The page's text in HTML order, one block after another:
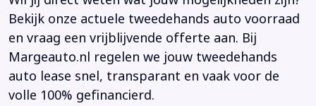
Bekijk onze actuele tweedehands auto voorraad
en vraag een vrijblijvende offerte aan. Bij
Margeauto.nl regelen we jouw tweedehands
auto lease snel, transparant en vaak voor de
volle 100% gefinancierd.